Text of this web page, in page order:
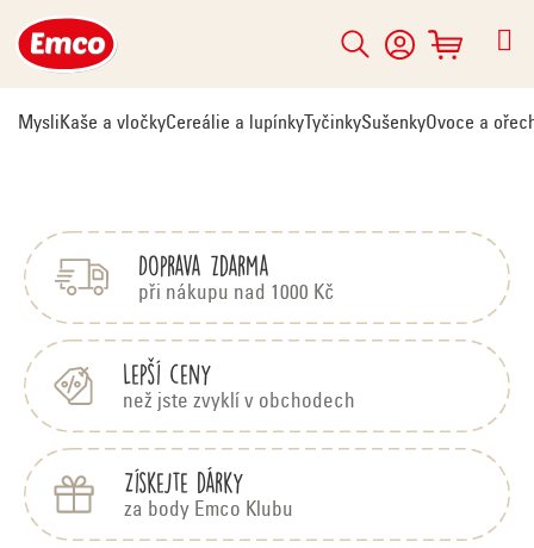
na
obsah
Hledat
NÁKUPNÍ
KOŠÍK
MysliKaše a vločkyCereálie a lupínky TyčinkySušenkyOvoce a
Doprava zdarma
při nákupu nad 1000 Kč
Lepší ceny
než jste zvyklí v obchodech
Získejte dárky
za body Emco Klubu